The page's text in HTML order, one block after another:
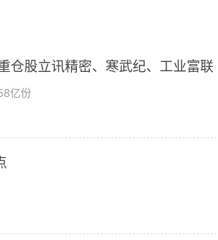
仓股立讯精密、寒武纪、工业富联
亿份